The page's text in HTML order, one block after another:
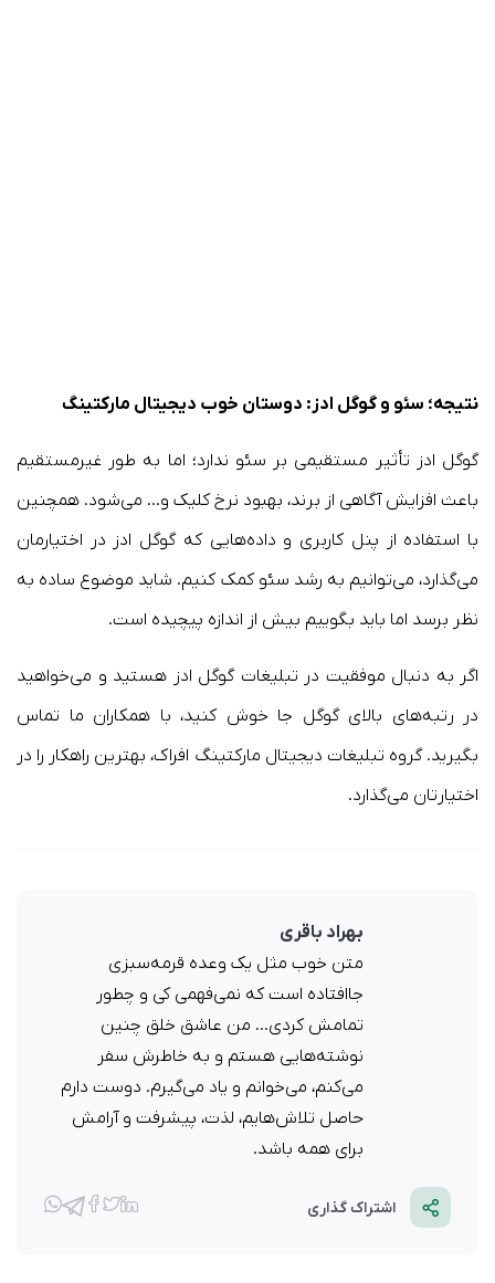
نتیجه؛ سئو و گوگل ادز: دوستان خوب دیجیتال مارکتینگ
گوگل ادز تأثیر مستقیمی بر سئو ندارد؛ اما به طور غیرمستقیم
باعث افزایش آگاهی از برند، بهبود نرخ کلیک و… می‌شود. همچنین
با استفاده از پنل کاربری و داده‌هایی که گوگل ادز در اختیارمان
می‌گذارد، می‌توانیم به رشد سئو کمک کنیم. شاید موضوع ساده به
نظر برسد اما باید بگوییم بیش از اندازه پیچیده است.
اگر به دنبال موفقیت در تبلیغات گوگل ادز هستید و می‌خواهید
در رتبه‌های بالای گوگل جا خوش کنید، با همکاران ما تماس
بگیرید. گروه تبلیغات دیجیتال مارکتینگ افراک، بهترین راهکار را در
اختیارتان می‌گذارد.
بهراد باقری
متن خوب مثل یک وعده قرمه‌سبزی
جاافتاده است که نمی‌فهمی کی و چطور
تمامش کردی... من عاشق خلق چنین
نوشته‌هایی هستم و به خاطرش سفر
می‌کنم، می‌خوانم و یاد می‌گیرم. دوست دارم
حاصل تلاش‌هایم، لذت، پیشرفت و آرامش
برای همه باشد.
اشتراک گذاری